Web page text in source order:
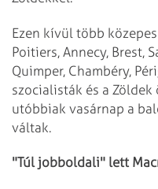
Ezen kívül több
Poitiers, Annecy, Brest,
Quimper, Chambéry,
szocialisták és a Zöldek
utóbbiak vasárnap a
váltak.
"Túl jobboldali" lett